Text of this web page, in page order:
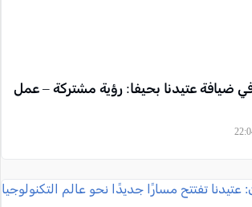
ضيافة عتيدنا بحيفا: رؤية مشتركة – عمل